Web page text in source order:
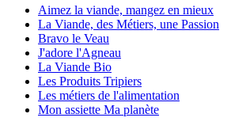
Aimez la viande, mangez en mieux
La Viande, des Métiers, une Passion
Bravo le Veau
J'adore l'Agneau
La Viande Bio
Les Produits Tripiers
Les métiers de l'alimentation
Mon assiette Ma planète